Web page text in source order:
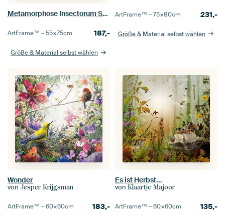
Metamorphose Insectorum Surinamensium, Maria Sibylla Merian
ArtFrame™ –55×75cm 187,-
Größe & Material selbst wählen
ArtFrame™ –75×80cm 231,-
Größe & Material selbst wählen
Wonder
von Jesper Krijgsman
ArtFrame™ –60×60cm 183,-
Es ist Herbst...
von Klaartje Majoor
ArtFrame™ –60×60cm 135,-